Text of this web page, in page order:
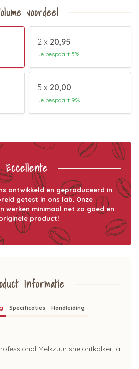
voordeel
2 x 20,95
Je bespaart 5%
5 x 20,00
Je bespaart 9%
Eccellente
ontwikkeld en geproduceerd in
getest in ons lab. Onze
werken minimaal net zo goed en
product!
Informatie
Specificaties Handleiding
Melkzuur snelontkalker, á